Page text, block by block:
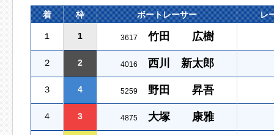
着 枠 ボートレーサー レ
１ 1 3617 竹田 広樹
２ 2 4016 西川 新太郎
３ 4 5259 野田 昇吾
４ 3 4875 大塚 康雅